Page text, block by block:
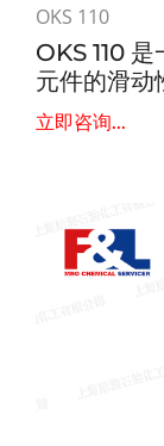
OKS 110
OKS 110
元件的滑动
立即咨询...